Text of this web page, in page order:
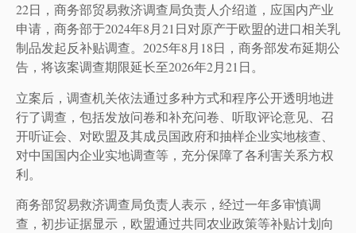
22日，商务部贸易救济调查局负责人介绍道，应国内产业
申请，商务部于2024年8月21日对原产于欧盟的进口相关乳
制品发起反补贴调查。2025年8月18日，商务部发布延期公
告，将该案调查期限延长至2026年2月21日。
立案后，调查机关依法通过多种方式和程序公开透明地进
行了调查，包括发放问卷和补充问卷、听取评论意见、召
开听证会、对欧盟及其成员国政府和抽样企业实地核查、
对中国国内企业实地调查等，充分保障了各利害关系方权
利。
商务部贸易救济调查局负责人表示，经过一年多审慎调
查，初步证据显示，欧盟通过共同农业政策等补贴计划向